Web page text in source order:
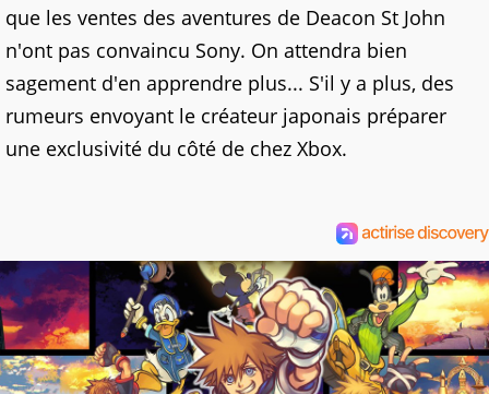
que les ventes des aventures de Deacon St John
n'ont pas convaincu Sony. On attendra bien
sagement d'en apprendre plus... S'il y a plus, des
rumeurs envoyant le créateur japonais préparer
une exclusivité du côté de chez Xbox.